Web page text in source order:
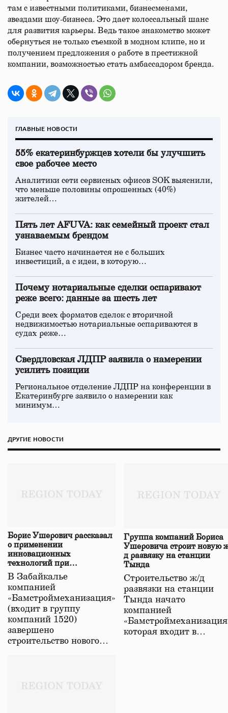
там с известными политиками, бизнесменами,
звездами шоу-бизнеса. Это дает колоссальный шанс
для развития карьеры. Ведь такое знакомство может
обернуться не только съемкой в модном клипе, но и
получением предложения о работе в престижной
компании, возможностью стать амбассадором бренда.
ГЛАВНЫЕ НОВОСТИ
55% екатеринбуржцев хотели бы улучшить
свое рабочее место
Аналитики сети сервисных офисов SOK выяснили,
что меньше половины опрошенных (40%)
жителей…
Пять лет AFUVA: как семейный проект стал
узнаваемым брендом
Бизнес часто начинается не с больших
инвестиций, а с идеи, в которую…
Почему нотариальные сделки оспаривают
реже всего: данные за шесть лет
Среди всех форматов сделок с вторичной
недвижимостью нотариальные оспариваются в
судах реже…
Свердловская ЛДПР заявила о намерении
усилить позиции
Региональное отделение ЛДПР на конференции в
Екатеринбурге заявило о намерении как
минимум…
ДРУГИЕ НОВОСТИ
Борис Ушерович рассказал
о применении
инновационных
технологий при
строительстве нового моста
в Забайкалье
В Забайкалье
компанией
«Бамстроймеханизация»
(входит в группу
компаний 1520)
завершено
строительство нового…
Группа компаний Бориса
Ушеровича строит новую
д развязку на станции
Тында
Строительство ж/д
развязки на станции
Тында начато
компанией
которая входит в…